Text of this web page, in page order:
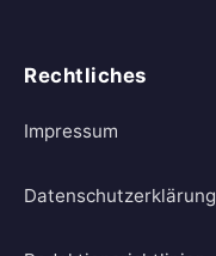
Rechtliches
Impressum
Datenschutzerklärung